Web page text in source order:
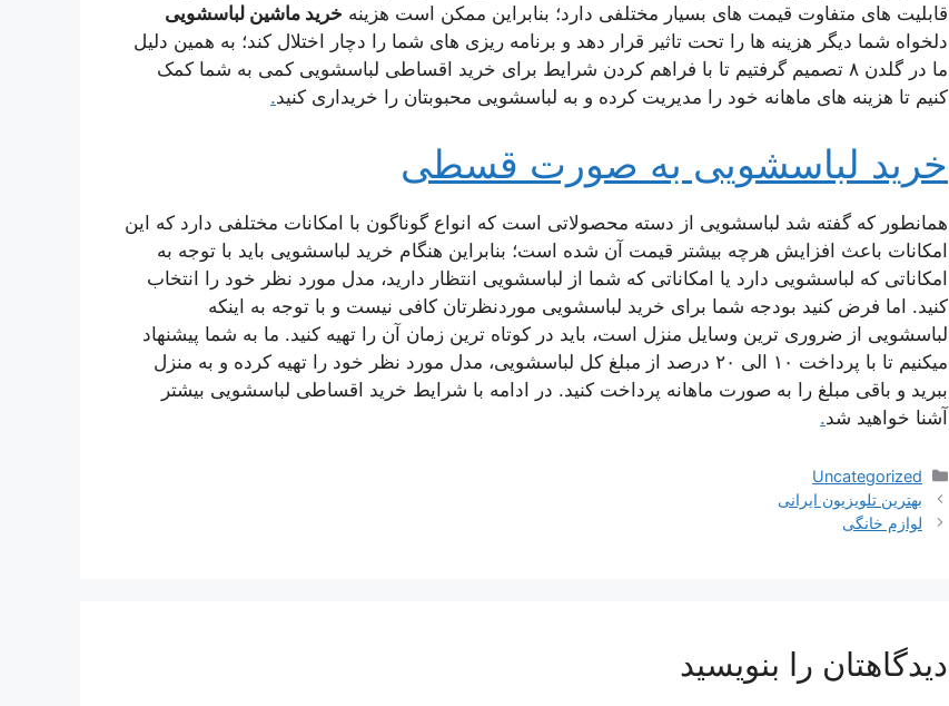
قابلیت های متفاوت قیمت های بسیار مختلفی دارد؛ بنابراین ممکن است هزینه خرید ماشین لباسشویی
دلخواه شما دیگر هزینه ها را تحت تاثیر قرار دهد و برنامه ریزی های شما را دچار اختلال کند؛ به همین دلیل
ما در گلدن ۸ تصمیم گرفتیم تا با فراهم کردن شرایط برای خرید اقساطی لباسشویی کمی به شما کمک
کنیم تا هزینه های ماهانه خود را مدیریت کرده و به لباسشویی محبوبتان را خریداری کنید.
خرید لباسشویی به صورت قسطی
همانطور که گفته شد لباسشویی از دسته محصولاتی است که انواع گوناگون با امکانات مختلفی دارد که این
امکانات باعث افزایش هرچه بیشتر قیمت آن شده است؛ بنابراین هنگام خرید لباسشویی باید با توجه به
امکاناتی که لباسشویی دارد یا امکاناتی که شما از لباسشویی انتظار دارید، مدل مورد نظر خود را انتخاب
کنید. اما فرض کنید بودجه شما برای خرید لباسشویی موردنظرتان کافی نیست و با توجه به اینکه
لباسشویی از ضروری ترین وسایل منزل است، باید در کوتاه ترین زمان آن را تهیه کنید. ما به شما پیشنهاد
میکنیم تا با پرداخت ۱۰ الی ۲۰ درصد از مبلغ کل لباسشویی، مدل مورد نظر خود را تهیه کرده و به منزل
ببرید و باقی مبلغ را به صورت ماهانه پرداخت کنید. در ادامه با شرایط خرید اقساطی لباسشویی بیشتر
آشنا خواهید شد.
دسته‌ها
Uncategorized
بهترین تلویزیون ایرانی
لوازم خانگی
دیدگاهتان را بنویسید